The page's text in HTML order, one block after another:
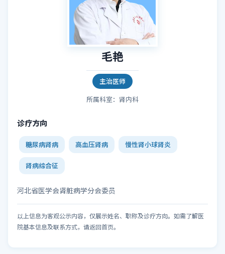
毛艳
主治医师
所属科室：肾内科
诊疗方向
糖尿病肾病 高血压肾病 慢性肾小球肾炎
肾病综合征
河北省医学会肾脏病学分会委员
以上信息为客观公示内容，仅展示姓名、职称及诊疗方向。如需了解医
院基本信息及联系方式，请返回首页。